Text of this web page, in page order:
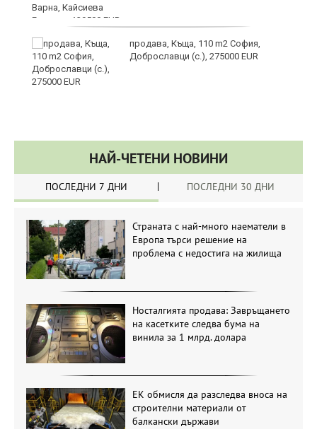
продава, Къща, 110 m2 София,
Доброславци (с.), 275000 EUR
НАЙ-ЧЕТЕНИ НОВИНИ
ПОСЛЕДНИ 7 ДНИ ПОСЛЕДНИ 30 ДНИ
Страната с най-много наематели в
Европа търси решение на
проблема с недостига на жилища
Носталгията продава: Завръщането
на касетките следва бума на
винила за 1 млрд. долара
ЕК обмисля да разследва вноса на
строителни материали от
балкански държави